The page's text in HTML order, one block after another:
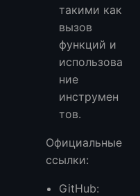
такими как
вызов
функций и
использова
ние
инструмен
тов.
Официальные
ссылки:
GitHub: